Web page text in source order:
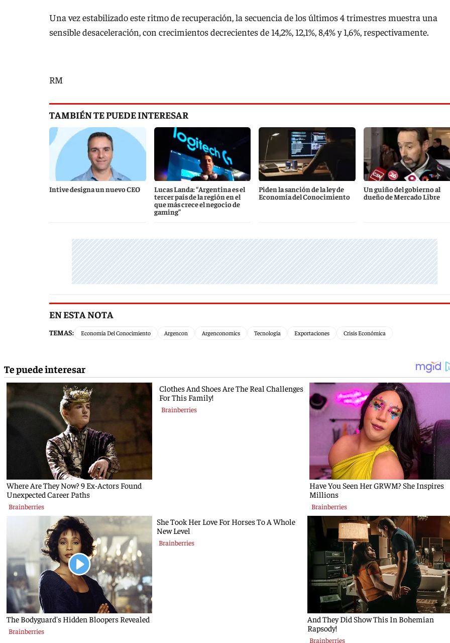
Una vez estabilizado este ritmo de recuperación, la secuencia de los últimos 4 trimestres muestra una
sensible desaceleración, con crecimientos decrecientes de 14,2%, 12,1%, 8,4% y 1,6%, respectivamente.
RM
TAMBIÉN TE PUEDE INTERESAR
Intive designa un nuevo CEO
Lucas Landa: “Argentina es el
tercer país de la región en el
que más crece el negocio de
gaming”
Piden la sanción de la ley de
Economía del Conocimiento
Un guiño del gobierno al
dueño de Mercado Libre
EN ESTA NOTA
TEMAS: Economía Del Conocimiento Argencon Argenconomics Tecnología Exportaciones Crisis Económica